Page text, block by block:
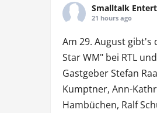
Smalltalk
21 hours ago
Am 29. August gibt's
Star WM" bei RTLund
Gastgeber Stefan
Kumptner, Ann-
Hambüchen, Ralf